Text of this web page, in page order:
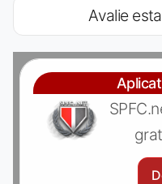
Avalie